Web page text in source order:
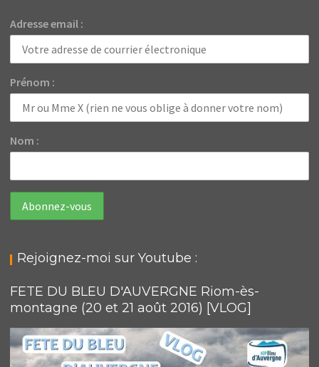
Adresse email :
Prénom :
Nom :
Rejoignez-moi sur Youtube :
FETE DU BLEU D'AUVERGNE Riom-ès-
montagne (20 et 21 août 2016) [VLOG]